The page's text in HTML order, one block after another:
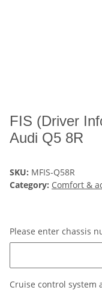
FIS (Driver
Audi Q5 8R
SKU: MFIS-Q58R
Category: Comfort &
Please enter chassis
Cruise control system